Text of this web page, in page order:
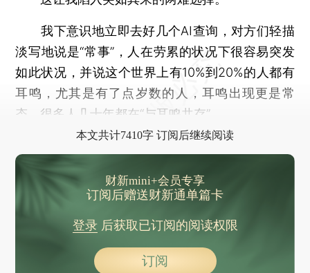
我下意识地立即去好几个AI查询，对方们轻描
淡写地说是“常事”，人在劳累的状况下很容易突发
如此状况，并说这个世界上有10%到20%的人都有
耳鸣，尤其是有了点岁数的人，耳鸣出现更是常
态，很多人几十年都在“与耳鸣共存”。
本文共计7410字 订阅后继续阅读
财新mini+会员专享
订阅后赠送财新通单篇卡
登录后获取已订阅的阅读权限
订阅